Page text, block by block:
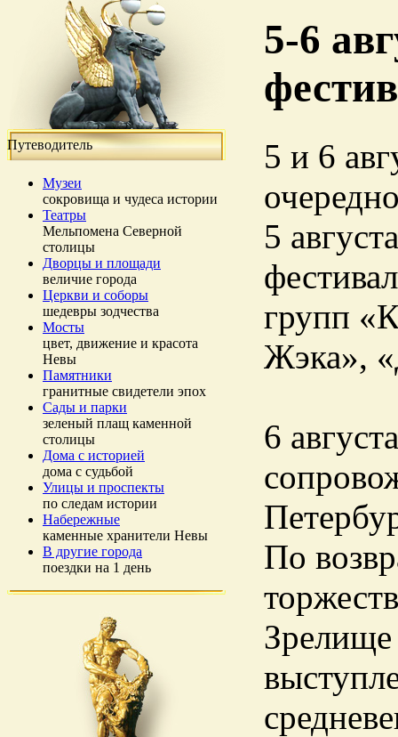
Путеводитель
Музеи
сокровища и чудеса истории
Театры
Мельпомена Северной
столицы
Дворцы и площади
величие города
Церкви и соборы
шедевры зодчества
Мосты
цвет, движение и красота
Невы
Памятники
гранитные свидетели эпох
Сады и парки
зеленый плащ каменной
столицы
Дома с историей
дома с судьбой
Улицы и проспекты
по следам истории
Набережные
каменные хранители Невы
В другие города
поездки на 1 день
5-6
5 и 6
5
групп
Жэка»,
6
По
Зрелище